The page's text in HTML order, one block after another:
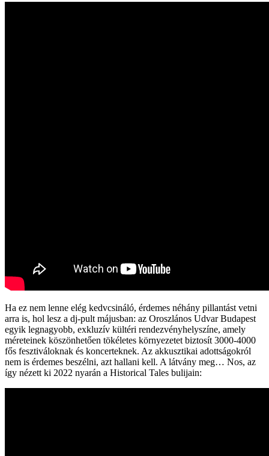
Ha ez nem lenne elég kedvcsináló, érdemes néhány pillantást vetni
arra is, hol lesz a dj-pult májusban: az Oroszlános Udvar Budapest
egyik legnagyobb, exkluzív kültéri rendezvényhelyszíne, amely
méreteinek köszönhetően tökéletes környezetet biztosít 3000-4000
fős fesztiváloknak és koncerteknek. Az akkusztikai adottságokról
nem is érdemes beszélni, azt hallani kell. A látvány meg… Nos, az
így nézett ki 2022 nyarán a Historical Tales bulijain: